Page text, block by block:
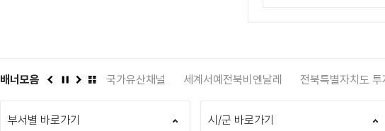
배너모음
원 포털 다누리 국가유산채널 세계서예전북비엔날레 전북특별자치도 투
부서별 바로가기 시/군 바로가기